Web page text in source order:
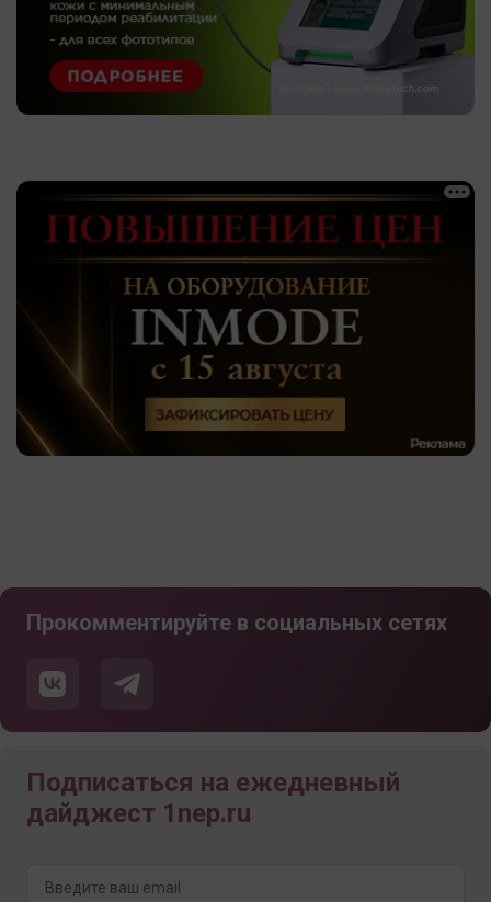
Прокомментируйте в социальных сетях
Подписаться на ежедневный
дайджест 1nep.ru